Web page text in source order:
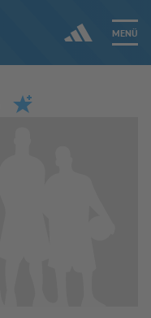
MENÜ
Jetzt einloggen